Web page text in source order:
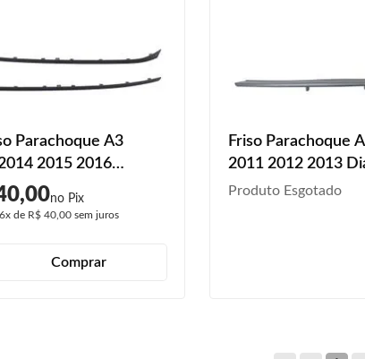
Parachoque A3
2015 2016
Preto Texturizado
6xde R$ 40,00sem juros
Comprar
Friso Parachoque
2011 2012 2013
Produto Esgotado